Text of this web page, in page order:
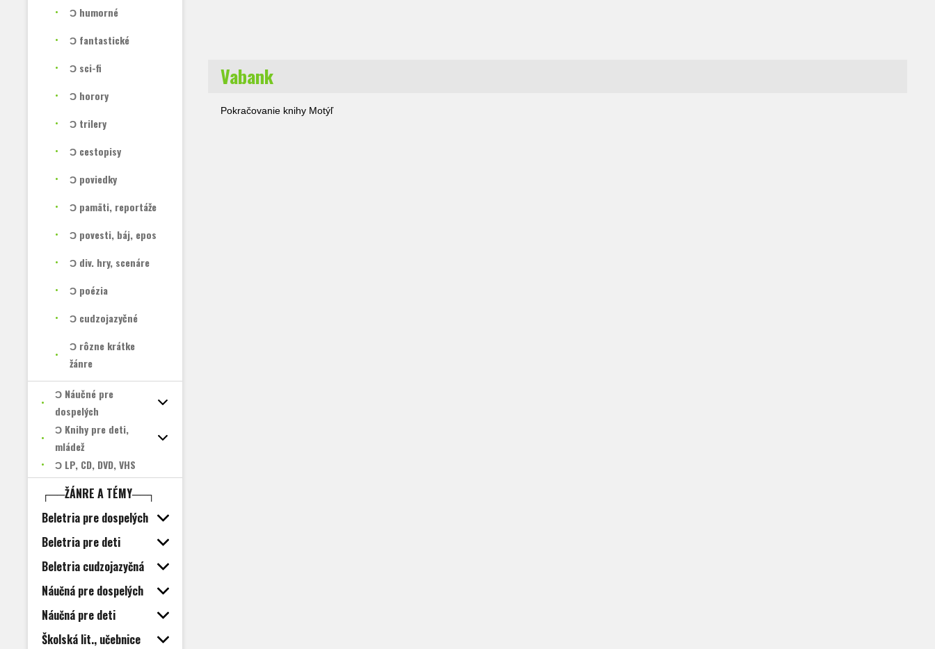
Ɔ humorné
Ɔ fantastické
Ɔ sci-fi
Ɔ horory
Ɔ trilery
Ɔ cestopisy
Ɔ poviedky
Ɔ pamäti, reportáže
Ɔ povesti, báj, epos
Ɔ div. hry, scenáre
Ɔ poézia
Ɔ cudzojazyčné
Ɔ rôzne krátke
žánre
Ɔ Náučné pre
dospelých
Ɔ Knihy pre deti,
mládež
Ɔ LP, CD, DVD, VHS
┌──ŽÁNRE A TÉMY──┐
Beletria pre dospelých
Beletria pre deti
Beletria cudzojazyčná
Náučná pre dospelých
Náučná pre deti
Školská lit., učebnice
Vabank
Pokračovanie knihy Motýľ